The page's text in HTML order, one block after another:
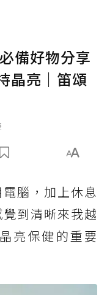
備好物分享
晶亮｜笛頌
腦，加上休息
到清晰來我越
亮保健的重要